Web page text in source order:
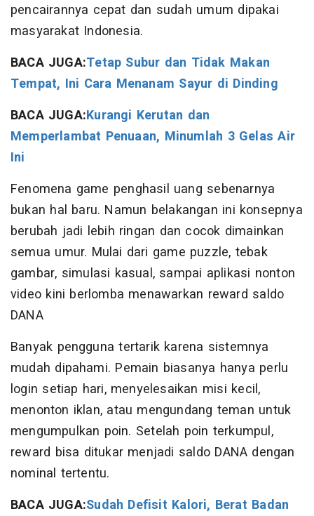
pencairannya cepat dan sudah umum dipakai
masyarakat Indonesia.
BACA JUGA:Tetap Subur dan Tidak Makan
Tempat, Ini Cara Menanam Sayur di Dinding
BACA JUGA:Kurangi Kerutan dan
Memperlambat Penuaan, Minumlah 3 Gelas Air
Ini
Fenomena game penghasil uang sebenarnya
bukan hal baru. Namun belakangan ini konsepnya
berubah jadi lebih ringan dan cocok dimainkan
semua umur. Mulai dari game puzzle, tebak
gambar, simulasi kasual, sampai aplikasi nonton
video kini berlomba menawarkan reward saldo
DANA
Banyak pengguna tertarik karena sistemnya
mudah dipahami. Pemain biasanya hanya perlu
login setiap hari, menyelesaikan misi kecil,
menonton iklan, atau mengundang teman untuk
mengumpulkan poin. Setelah poin terkumpul,
reward bisa ditukar menjadi saldo DANA dengan
nominal tertentu.
BACA JUGA:Sudah Defisit Kalori, Berat Badan